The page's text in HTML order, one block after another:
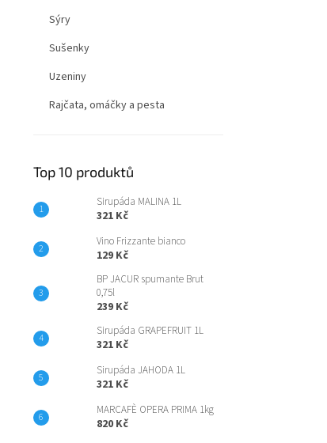
Sýry
Sušenky
Uzeniny
Rajčata, omáčky a pesta
Top 10 produktů
Sirupáda MALINA 1L
321 Kč
Vino Frizzante bianco
129 Kč
BP JACUR spumante Brut
0,75l
239 Kč
Sirupáda GRAPEFRUIT 1L
321 Kč
Sirupáda JAHODA 1L
321 Kč
MARCAFÈ OPERA PRIMA 1kg
820 Kč